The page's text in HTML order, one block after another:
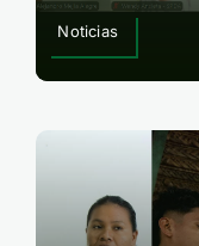
Noticias